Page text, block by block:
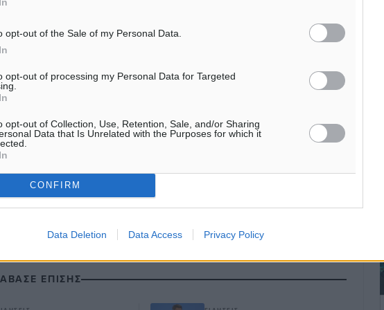
opt-out of the Sale of my Personal Data.
opt-out of processing my Personal Data for Targeted
opt-out of Collection, Use, Retention, Sale, and/or Sharing
Data that Is Unrelated with the Purposes for which it
CONFIRM
Data Deletion Data Access Privacy Policy
#Γρίπη
αναζήτησης
μας στο Google News ★ ↗
ΕΠΙΣΗΣ